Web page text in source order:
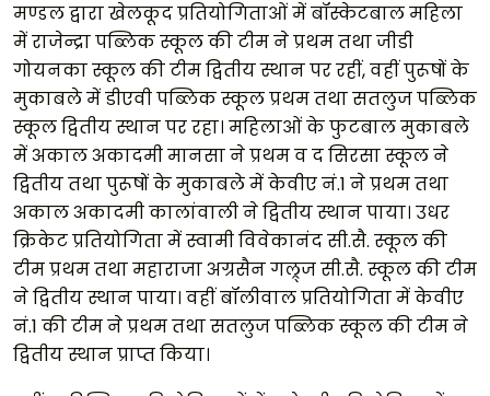
मण्डल द्वारा खेलकूद प्रतियोगिताओं में बॉस्केटबाल महिला
में राजेन्द्रा पब्लिक स्कूल की टीम ने प्रथम तथा जीडी
गोयनका स्कूल की टीम द्वितीय स्थान पर रहीं, वहीं पुरूषों के
मुकाबले में डीएवी पब्लिक स्कूल प्रथम तथा सतलुज पब्लिक
स्कूल द्वितीय स्थान पर रहा। महिलाओं के फुटबाल मुकाबले
में अकाल अकादमी मानसा ने प्रथम व द सिरसा स्कूल ने
द्वितीय तथा पुरूषों के मुकाबले में केवीए नं.1 ने प्रथम तथा
अकाल अकादमी कालांवाली ने द्वितीय स्थान पाया। उधर
क्रिकेट प्रतियोगिता में स्वामी विवेकानंद सी.सै. स्कूल की
टीम प्रथम तथा महाराजा अग्रसैन गल्र्ज सी.सै. स्कूल की टीम
ने द्वितीय स्थान पाया। वहीं बॉलीवाल प्रतियोगिता में केवीए
नं.1 की टीम ने प्रथम तथा सतलुज पब्लिक स्कूल की टीम ने
द्वितीय स्थान प्राप्त किया।